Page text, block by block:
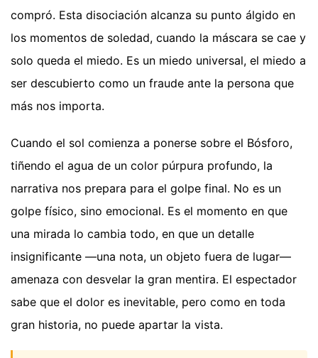
compró. Esta disociación alcanza su punto álgido en
los momentos de soledad, cuando la máscara se cae y
solo queda el miedo. Es un miedo universal, el miedo a
ser descubierto como un fraude ante la persona que
más nos importa.
Cuando el sol comienza a ponerse sobre el Bósforo,
tiñendo el agua de un color púrpura profundo, la
narrativa nos prepara para el golpe final. No es un
golpe físico, sino emocional. Es el momento en que
una mirada lo cambia todo, en que un detalle
insignificante —una nota, un objeto fuera de lugar—
amenaza con desvelar la gran mentira. El espectador
sabe que el dolor es inevitable, pero como en toda
gran historia, no puede apartar la vista.